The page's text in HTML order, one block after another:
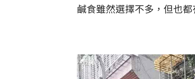
鹹食雖然選擇不多，但也都